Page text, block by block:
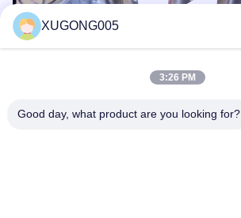
XUGONG005
3:26 PM
Good day, what product are you looking for?